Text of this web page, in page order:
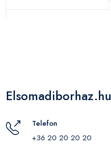
Elsomadiborhaz.hu
Telefon
+36 20 20 20 20